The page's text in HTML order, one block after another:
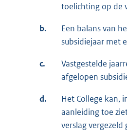
toelichting op de
b.
Een balans van
subsidiejaar met
c.
Vastgestelde
afgelopen
d.
Het College kan,
aanleiding toe
verslag vergezeld